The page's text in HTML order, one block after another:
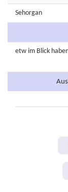
Sehorgan
etw im Blick